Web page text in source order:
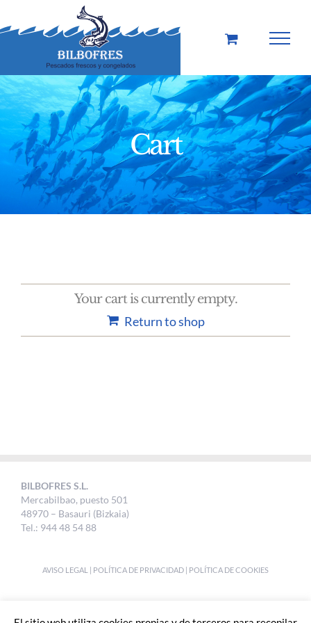
to
Cart
Your cart is currently empty.
Return to shop
BILBOFRES S.L.
Mercabilbao, puesto 501
48970 – Basauri (Bizkaia)
Tel.: 944 48 54 88
AVISO LEGAL | POLÍTICA DE PRIVACIDAD | POLÍTICA DE COOKIES